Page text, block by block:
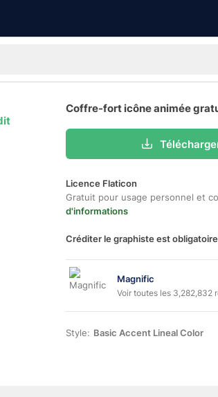
Coffre-fort icône animée
Licence Flaticon
Gratuit pour usage personnel et
d'informations
Créditer le graphiste est
Magnific
Voir toutes les 3,282,832
Style: Basic Accent Lineal Color